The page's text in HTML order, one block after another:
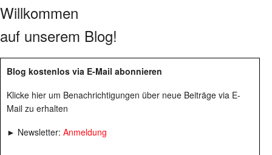
Willkommen
auf unserem Blog!
Blog kostenlos via E-Mail abonnieren
Klicke hier um Benachrichtigungen über neue Beiträge via E-
Mail zu erhalten
► Newsletter: Anmeldung